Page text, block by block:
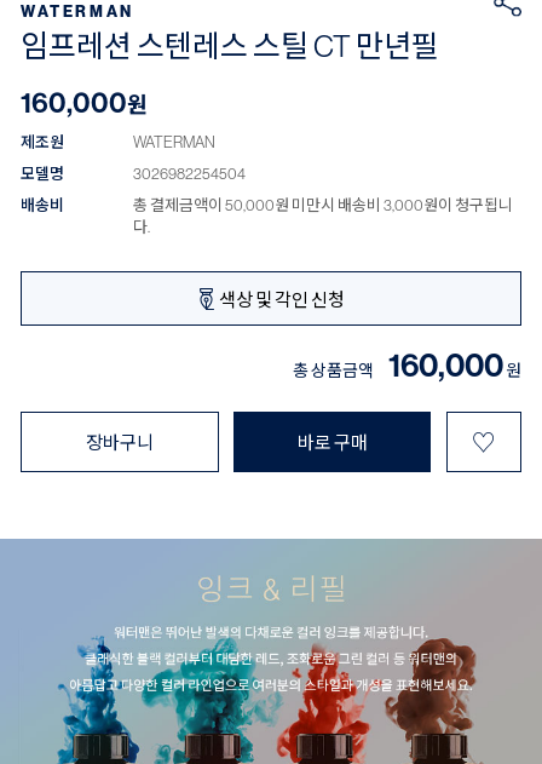
WATERMAN
임프레션 스텐레스 스틸 CT 만년필
160,000원
제조원
WATERMAN
모델명
3026982254504
배송비
총 결제금액이 50,000원 미만시 배송비 3,000원이 청구됩니
다.
색상 및 각인 신청
총 상품금액 160,000원
장바구니 바로 구매 ♡